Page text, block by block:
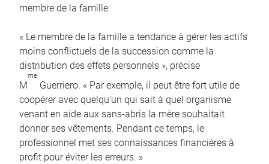
membre de la famille.
« Le membre de la famille a tendance à gérer les actifs
moins conflictuels de la succession comme la
distribution des effets personnels », précise
M
me
Guerriero. « Par exemple, il peut être fort utile de
coopérer avec quelqu’un qui sait à quel organisme
venant en aide aux sans-abris la mère souhaitait
donner ses vêtements. Pendant ce temps, le
professionnel met ses connaissances financières à
profit pour éviter les erreurs. »